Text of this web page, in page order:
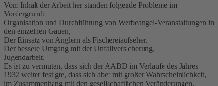
Vom Inhalt der Arbeit her standen folgende Probleme im
Vordergrund:
Organisation und Durchführung von Werbeangel-Veranstaltungen in
den einzelnen Gauen,
Der Einsatz von Anglern als Fischereiaufseher,
Der bessere Umgang mit der Unfallversicherung,
Jugendarbeit.
Es ist zu vermuten, dass sich der AABD im Verlaufe des Jahres
1932 weiter festigte, dass sich aber mit großer Wahrscheinlichkeit,
im Zusammenhang mit den gesellschaftlichen Veränderungen,